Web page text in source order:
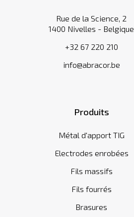
Rue de la Science, 2
1400 Nivelles - Belgique
+32 67 220 210
info@abracor.be
Produits
Métal d'apport TIG
Electrodes enrobées
Fils massifs
Fils fourrés
Brasures